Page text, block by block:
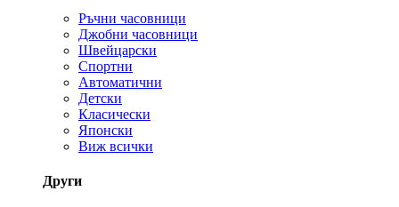
Ръчни часовници
Джобни часовници
Швейцарски
Спортни
Автоматични
Детски
Класически
Японски
Виж всички
Други